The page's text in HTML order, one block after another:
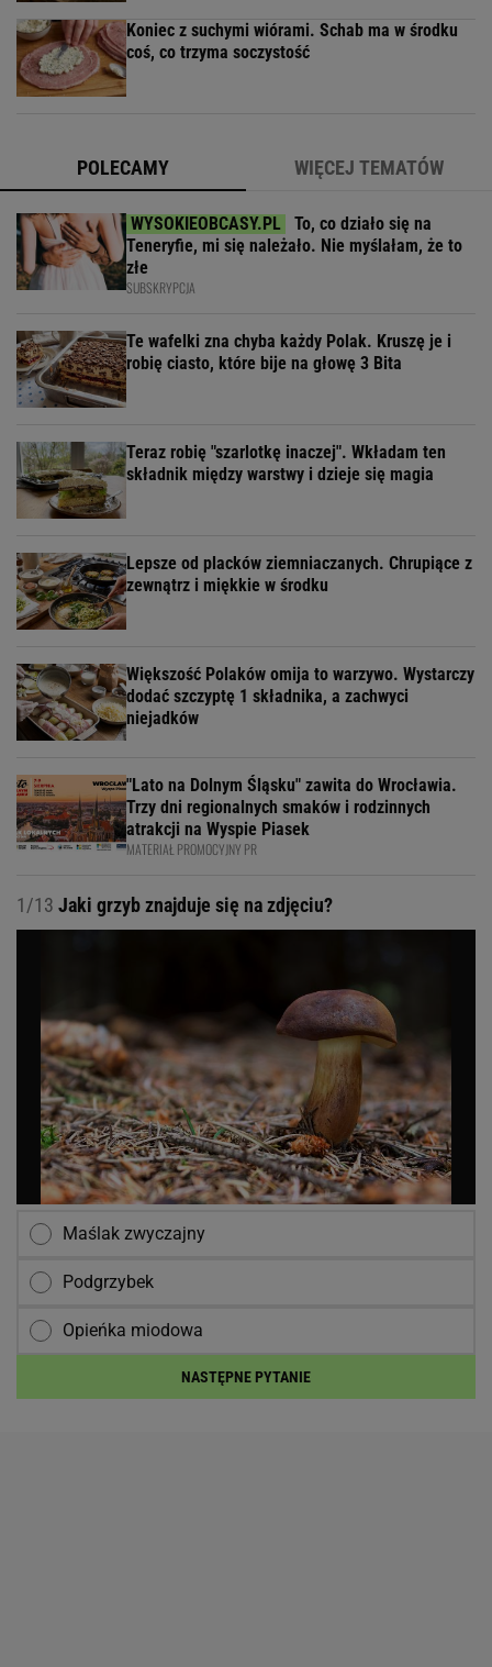
Koniec z suchymi wiórami. Schab ma w środku
coś, co trzyma soczystość
POLECAMY WIĘCEJ TEMATÓW
To, co działo się na
Teneryfie, mi się należało. Nie myślałam, że to
złe
SUBSKRYPCJA
Te wafelki zna chyba każdy Polak. Kruszę je i
robię ciasto, które bije na głowę 3 Bita
Teraz robię "szarlotkę inaczej". Wkładam ten
składnik między warstwy i dzieje się magia
Lepsze od placków ziemniaczanych. Chrupiące z
zewnątrz i miękkie w środku
Większość Polaków omija to warzywo. Wystarczy
dodać szczyptę 1 składnika, a zachwyci
niejadków
"Lato na Dolnym Śląsku" zawita do Wrocławia.
Trzy dni regionalnych smaków i rodzinnych
atrakcji na Wyspie Piasek
MATERIAŁ PROMOCYJNY PR
1/13 Jaki grzyb znajduje się na zdjęciu?
Maślak zwyczajny
Podgrzybek
Opieńka miodowa
NASTĘPNE PYTANIE